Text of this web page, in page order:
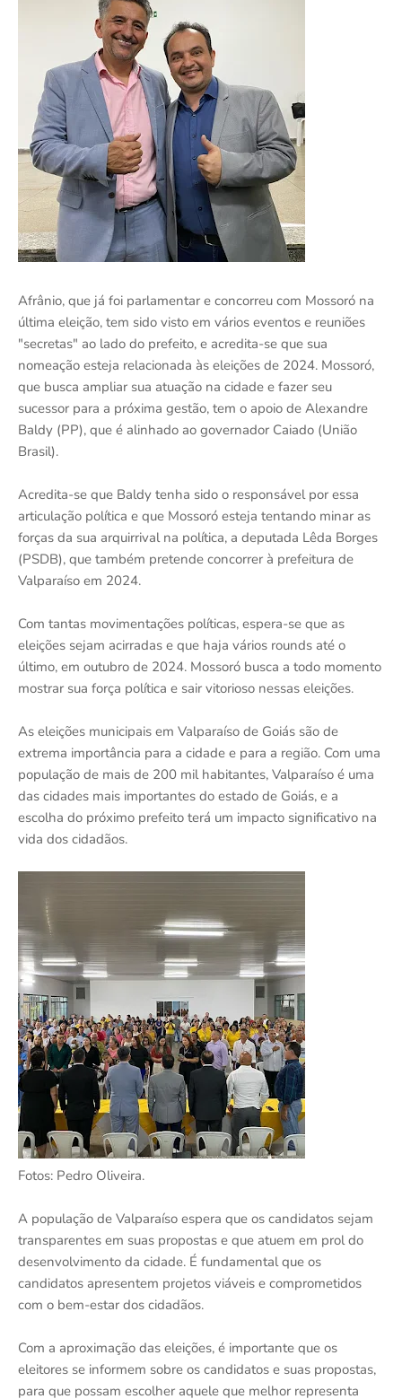
Afrânio, que já foi parlamentar e concorreu com Mossoró na
última eleição, tem sido visto em vários eventos e reuniões
"secretas" ao lado do prefeito, e acredita-se que sua
nomeação esteja relacionada às eleições de 2024. Mossoró,
que busca ampliar sua atuação na cidade e fazer seu
sucessor para a próxima gestão, tem o apoio de Alexandre
Baldy (PP), que é alinhado ao governador Caiado (União
Brasil).
Acredita-se que Baldy tenha sido o responsável por essa
articulação política e que Mossoró esteja tentando minar as
forças da sua arquirrival na política, a deputada Lêda Borges
(PSDB), que também pretende concorrer à prefeitura de
Valparaíso em 2024.
Com tantas movimentações políticas, espera-se que as
eleições sejam acirradas e que haja vários rounds até o
último, em outubro de 2024. Mossoró busca a todo momento
mostrar sua força política e sair vitorioso nessas eleições.
As eleições municipais em Valparaíso de Goiás são de
extrema importância para a cidade e para a região. Com uma
população de mais de 200 mil habitantes, Valparaíso é uma
das cidades mais importantes do estado de Goiás, e a
escolha do próximo prefeito terá um impacto significativo na
vida dos cidadãos.
Fotos: Pedro Oliveira.
A população de Valparaíso espera que os candidatos sejam
transparentes em suas propostas e que atuem em prol do
desenvolvimento da cidade. É fundamental que os
candidatos apresentem projetos viáveis e comprometidos
com o bem-estar dos cidadãos.
Com a aproximação das eleições, é importante que os
eleitores se informem sobre os candidatos e suas propostas,
para que possam escolher aquele que melhor representa